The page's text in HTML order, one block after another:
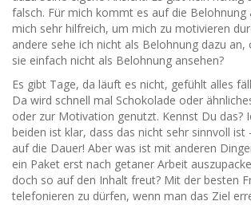
falsch. Für mich kommt es auf die Belohnung
mich sehr hilfreich, um mich zu motivieren
andere sehe ich nicht als Belohnung dazu
sie einfach nicht als Belohnung ansehen?
Es gibt Tage, da läuft es nicht, gefühlt alles
Da wird schnell mal Schokolade oder
oder zur Motivation genutzt. Kennst Du das?
beiden ist klar, dass das nicht sehr sinnvoll
auf die Dauer! Aber was ist mit anderen
ein Paket erst nach getaner Arbeit
doch so auf den Inhalt freut? Mit der besten
telefonieren zu dürfen, wenn man das Ziel